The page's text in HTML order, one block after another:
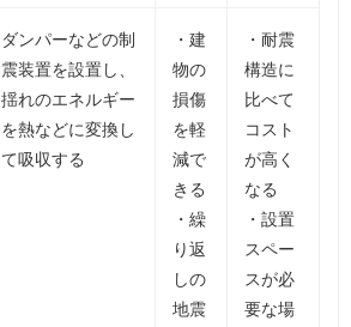
ダンパーなどの制
震装置を設置し、
揺れのエネルギー
を熱などに変換し
て吸収する
・建
物の
損傷
を軽
減で
きる
・繰
り返
しの
地震
・耐震
構造に
比べて
コスト
が高く
なる
・設置
スペー
スが必
要な場